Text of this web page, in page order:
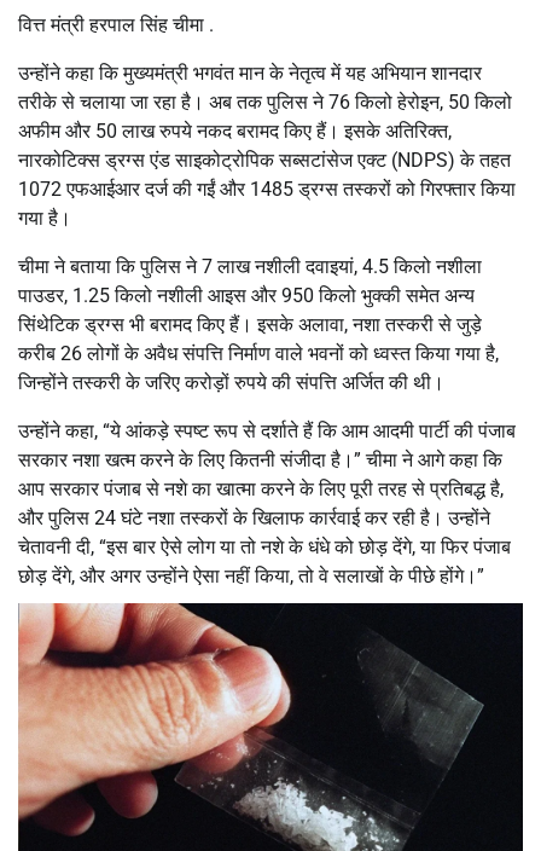
वित्त मंत्री हरपाल सिंह चीमा .
उन्होंने कहा कि मुख्यमंत्री भगवंत मान के नेतृत्व में यह अभियान शानदार
तरीके से चलाया जा रहा है। अब तक पुलिस ने 76 किलो हेरोइन, 50 किलो
अफीम और 50 लाख रुपये नकद बरामद किए हैं। इसके अतिरिक्त,
नारकोटिक्स ड्रग्स एंड साइकोट्रोपिक सब्सटांसेज एक्ट (NDPS) के तहत
1072 एफआईआर दर्ज की गईं और 1485 ड्रग्स तस्करों को गिरफ्तार किया
गया है।
चीमा ने बताया कि पुलिस ने 7 लाख नशीली दवाइयां, 4.5 किलो नशीला
पाउडर, 1.25 किलो नशीली आइस और 950 किलो भुक्की समेत अन्य
सिंथेटिक ड्रग्स भी बरामद किए हैं। इसके अलावा, नशा तस्करी से जुड़े
करीब 26 लोगों के अवैध संपत्ति निर्माण वाले भवनों को ध्वस्त किया गया है,
जिन्होंने तस्करी के जरिए करोड़ों रुपये की संपत्ति अर्जित की थी।
उन्होंने कहा, “ये आंकड़े स्पष्ट रूप से दर्शाते हैं कि आम आदमी पार्टी की पंजाब
सरकार नशा खत्म करने के लिए कितनी संजीदा है।” चीमा ने आगे कहा कि
आप सरकार पंजाब से नशे का खात्मा करने के लिए पूरी तरह से प्रतिबद्ध है,
और पुलिस 24 घंटे नशा तस्करों के खिलाफ कार्रवाई कर रही है। उन्होंने
चेतावनी दी, “इस बार ऐसे लोग या तो नशे के धंधे को छोड़ देंगे, या फिर पंजाब
छोड़ देंगे, और अगर उन्होंने ऐसा नहीं किया, तो वे सलाखों के पीछे होंगे।”